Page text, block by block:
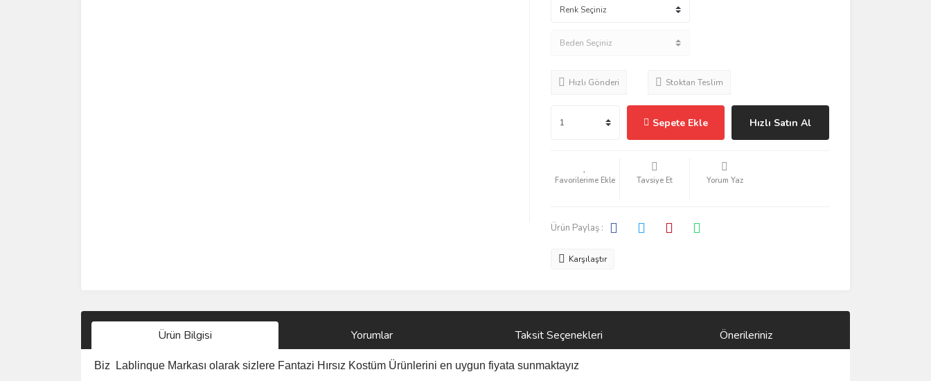
Hızlı Gönderi Stoktan Teslim
Sepete Ekle Hızlı Satın Al
Tavsiye Et Yorum Yaz
Ürün Paylaş :
Karşılaştır
Ürün Bilgisi Yorumlar Taksit Seçenekleri Önerileriniz
Biz Lablinque Markası olarak sizlere Fantazi Hırsız Kostüm Ürünlerini en uygun fiyata sunmaktayız